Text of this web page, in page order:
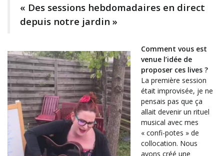
« Des sessions hebdomadaires en direct
depuis notre jardin »
Comment vous est
venue l’idée de
proposer ces lives ?
La première session
était improvisée, je ne
pensais pas que ça
allait devenir un rituel
musical avec mes
« confi-potes » de
collocation. Nous
avons créé une